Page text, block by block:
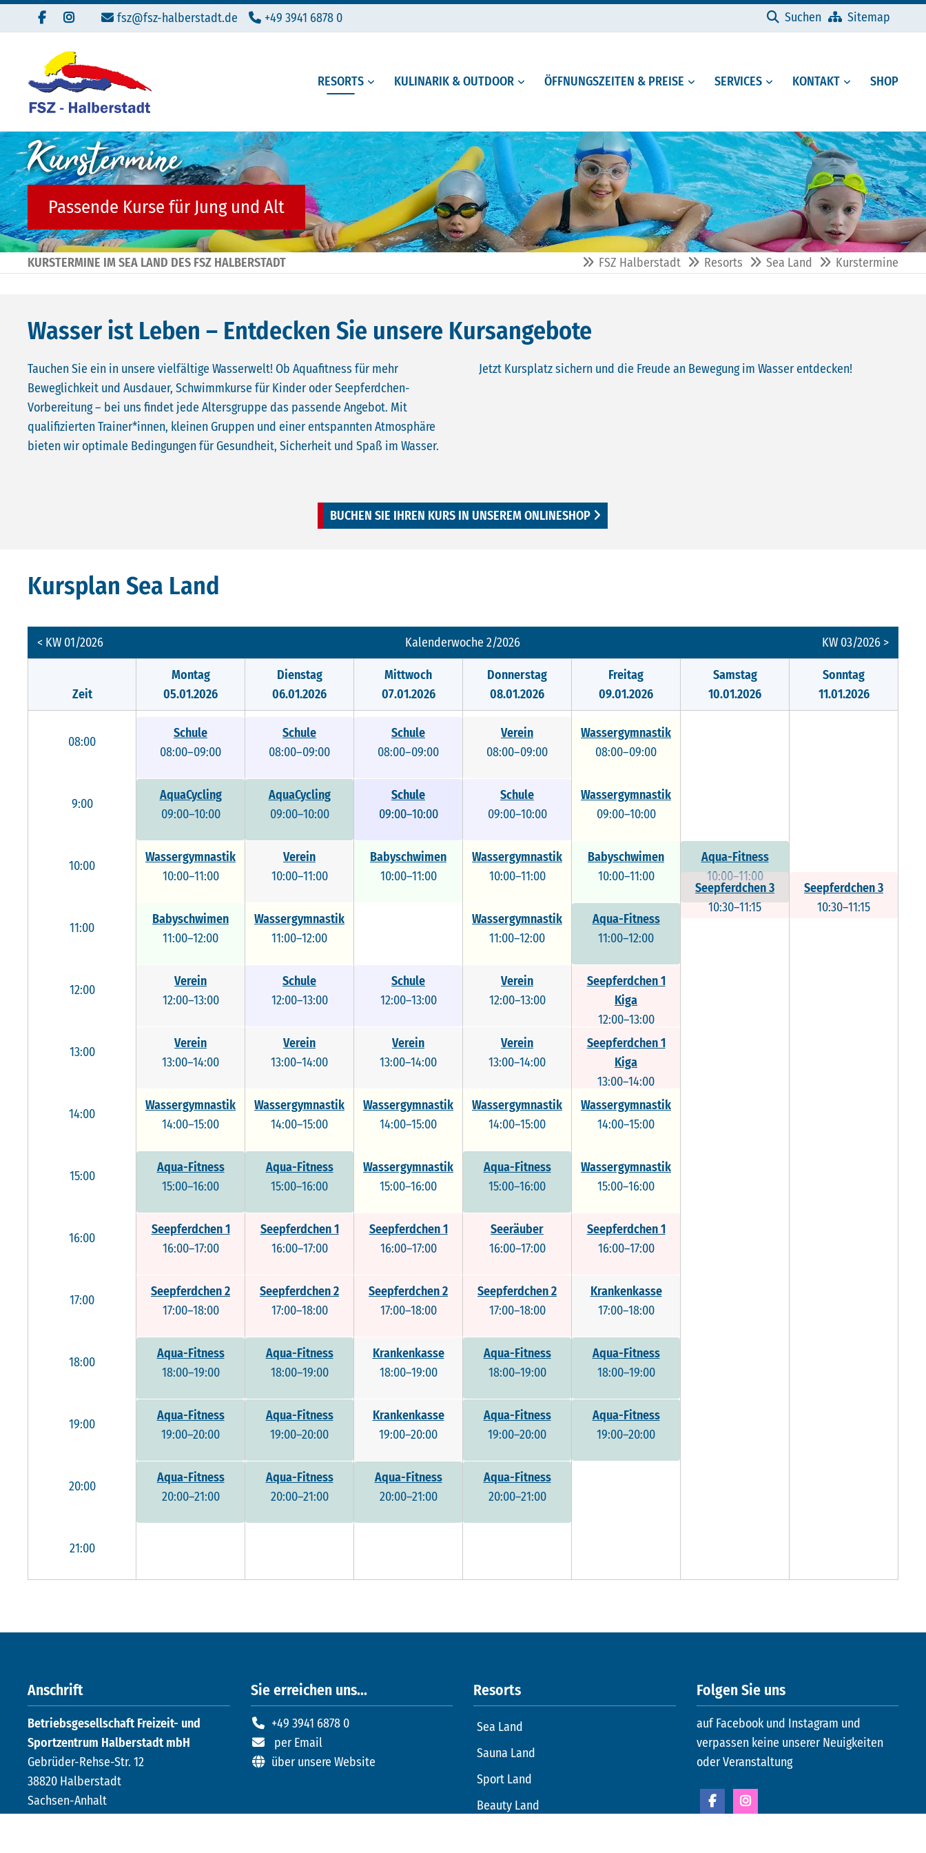
fsz@fsz-halberstadt.de +49 3941 6878 0
Navigation überspringen
Suchen
Sitemap
RESORTS KULINARIK & OUTDOOR ÖFFNUNGSZEITEN & PREISE SERVICES KONTAKT SHOP
Kurstermine
Passende Kurse für Jung und Alt
KURSTERMINE IM SEA LAND DES FSZ HALBERSTADT FSZ Halberstadt Resorts Sea Land Kurstermine
Wasser ist Leben – Entdecken Sie unsere Kursangebote
Tauchen Sie ein in unsere vielfältige Wasserwelt! Ob Aquafitness für mehr
Beweglichkeit und Ausdauer, Schwimmkurse für Kinder oder Seepferdchen-
Vorbereitung – bei uns findet jede Altersgruppe das passende Angebot. Mit
qualifizierten Trainer*innen, kleinen Gruppen und einer entspannten Atmosphäre
bieten wir optimale Bedingungen für Gesundheit, Sicherheit und Spaß im Wasser.
Jetzt Kursplatz sichern und die Freude an Bewegung im Wasser entdecken!
BUCHEN SIE IHREN KURS IN UNSEREM ONLINESHOP
Kursplan Sea Land
< KW 01/2026 Kalenderwoche 2/2026 KW 03/2026 >
Zeit
Montag
05.01.2026
Dienstag
06.01.2026
Mittwoch
07.01.2026
Donnerstag
08.01.2026
Freitag
09.01.2026
Samstag
10.01.2026
Sonntag
11.01.2026
08:00
9:00
10:00
11:00
12:00
13:00
14:00
15:00
16:00
17:00
18:00
19:00
20:00
21:00
Schule
08:00–09:00
AquaCycling
09:00–10:00
Wassergymnastik
10:00–11:00
Babyschwimen
11:00–12:00
Verein
12:00–13:00
Verein
13:00–14:00
Wassergymnastik
14:00–15:00
Aqua-Fitness
15:00–16:00
Seepferdchen 1
16:00–17:00
Seepferdchen 2
17:00–18:00
Aqua-Fitness
18:00–19:00
Aqua-Fitness
19:00–20:00
Aqua-Fitness
20:00–21:00
Schule
08:00–09:00
AquaCycling
09:00–10:00
Verein
10:00–11:00
Wassergymnastik
11:00–12:00
Schule
12:00–13:00
Verein
13:00–14:00
Wassergymnastik
14:00–15:00
Aqua-Fitness
15:00–16:00
Seepferdchen 1
16:00–17:00
Seepferdchen 2
17:00–18:00
Aqua-Fitness
18:00–19:00
Aqua-Fitness
19:00–20:00
Aqua-Fitness
20:00–21:00
Schule
08:00–09:00
Schule
09:00–10:00
Schule
09:00–10:00
Babyschwimen
10:00–11:00
Schule
12:00–13:00
Verein
13:00–14:00
Wassergymnastik
14:00–15:00
Wassergymnastik
15:00–16:00
Seepferdchen 1
16:00–17:00
Seepferdchen 2
17:00–18:00
Krankenkasse
18:00–19:00
Krankenkasse
19:00–20:00
Aqua-Fitness
20:00–21:00
Verein
08:00–09:00
Schule
09:00–10:00
Wassergymnastik
10:00–11:00
Wassergymnastik
11:00–12:00
Verein
12:00–13:00
Verein
13:00–14:00
Wassergymnastik
14:00–15:00
Aqua-Fitness
15:00–16:00
Seeräuber
16:00–17:00
Seepferdchen 2
17:00–18:00
Aqua-Fitness
18:00–19:00
Aqua-Fitness
19:00–20:00
Aqua-Fitness
20:00–21:00
Wassergymnastik
08:00–09:00
Wassergymnastik
09:00–10:00
Babyschwimen
10:00–11:00
Aqua-Fitness
11:00–12:00
Seepferdchen 1
Kiga
12:00–13:00
Seepferdchen 1
Kiga
13:00–14:00
Wassergymnastik
14:00–15:00
Wassergymnastik
15:00–16:00
Seepferdchen 1
16:00–17:00
Krankenkasse
17:00–18:00
Aqua-Fitness
18:00–19:00
Aqua-Fitness
19:00–20:00
Aqua-Fitness
10:00–11:00
Seepferdchen 3
10:30–11:15
Seepferdchen 3
10:30–11:15
Anschrift
Betriebsgesellschaft Freizeit- und
Sportzentrum Halberstadt mbH
Gebrüder-Rehse-Str. 12
38820 Halberstadt
Sachsen-Anhalt
Sie erreichen uns...
+49 3941 6878 0
per Email
über unsere Website
Resorts
Sea Land
Sauna Land
Sport Land
Beauty Land
Folgen Sie uns
auf Facebook und Instagram und
verpassen keine unserer Neuigkeiten
oder Veranstaltung